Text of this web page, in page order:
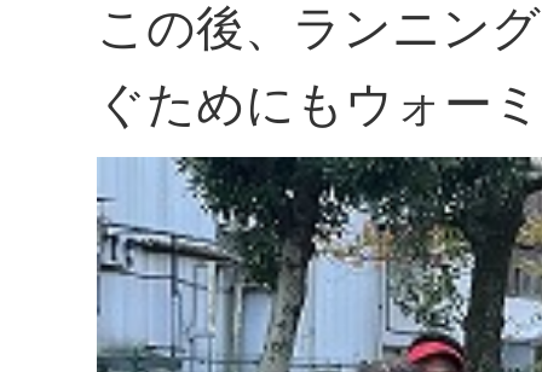
この後、ランニン
ぐためにもウォー